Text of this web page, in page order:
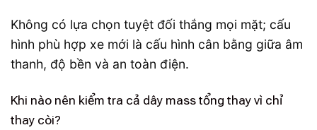
Không có lựa chọn tuyệt đối thắng mọi mặt; cấu
hình phù hợp xe mới là cấu hình cân bằng giữa âm
thanh, độ bền và an toàn điện.
Khi nào nên kiểm tra cả dây mass tổng thay vì chỉ
thay còi?